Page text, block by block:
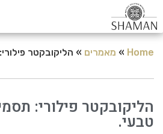
Home
» מאמרים » הליקובקטר
הליקובקטר פילורי:
טבעי.